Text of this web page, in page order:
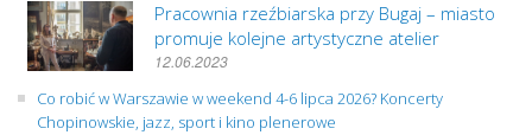
Pracownia rzeźbiarska przy Bugaj – miasto
promuje kolejne artystyczne atelier
12.06.2023
Co robić w Warszawie w weekend 4-6 lipca 2026? Koncerty
Chopinowskie, jazz, sport i kino plenerowe